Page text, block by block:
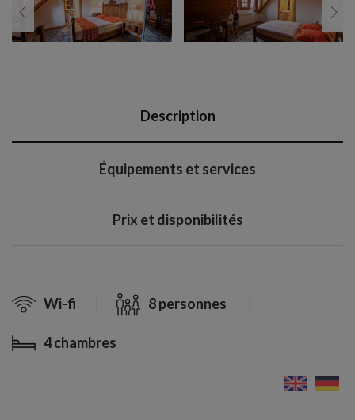
Description
Équipements et services
Prix et disponibilités
Wi-fi 8 personnes
4 chambres